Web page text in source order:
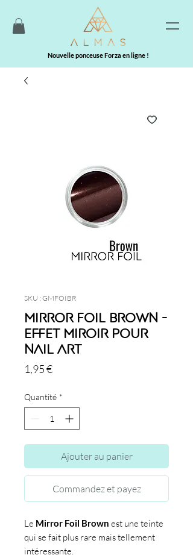
Nouvelle ponceuse Forza en ligne !
SKU : GMFOIBR
Mirror Foil Brown -
Effet miroir pour
nail art
1,95 €Prix
Quantité *
Ajouter au panier
Commandez et payez
Le Mirror Foil Brown est une teinte
qui se fait plus rare mais tellement
intéressante.